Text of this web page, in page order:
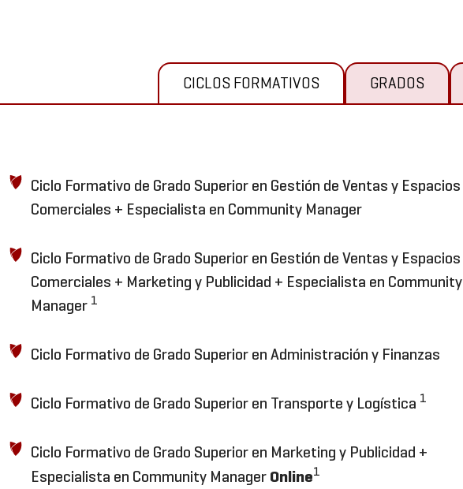
CICLOS FORMATIVOS GRADOS
Ciclo Formativo de Grado Superior en Gestión de Ventas y Espacios
Comerciales + Especialista en Community Manager
Ciclo Formativo de Grado Superior en Gestión de Ventas y Espacios
Comerciales + Marketing y Publicidad + Especialista en Community
Manager 1
Ciclo Formativo de Grado Superior en Administración y Finanzas
Ciclo Formativo de Grado Superior en Transporte y Logística 1
Ciclo Formativo de Grado Superior en Marketing y Publicidad +
Especialista en Community Manager Online1